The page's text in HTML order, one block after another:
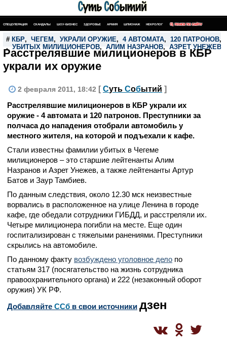
СПЕЦОПЕРАЦИЯ СКАНДАЛЫ ШОУ-БИЗНЕС ЗДОРОВЬЕ АРМИЯ ШПИОНАЖ НЕКРОЛОГ ПОИСК ПО САЙТУ
# КБР, ЧЕГЕМ , УКРАЛИ ОРУЖИЕ, 4 АВТОМАТА, 120 ПАТРОНОВ,
, УБИТЫХ МИЛИЦИОНЕРОВ, АЛИМ НАЗРАНОВ, АЗРЕТ УНЕЖЕВ
Расстрелявшие милиционеров в КБР
украли их оружие
2 февраля 2011, 18:42 [ Суть Событий ]
Расстрелявшие милиционеров в КБР украли их
оружие - 4 автомата и 120 патронов. Преступники за
полчаса до нападения отобрали автомобиль у
местного жителя, на которой и подъехали к кафе.
Стали известны фамилии убитых в Чегеме
милиционеров – это старшие лейтенанты Алим
Назранов и Азрет Унежев, а также лейтенанты Артур
Батов и Заур Тамбиев.
По данным следствия, около 12.30 мск неизвестные
ворвались в расположенное на улице Ленина в городе
кафе, где обедали сотрудники ГИБДД, и расстреляли их.
Четыре милиционера погибли на месте. Еще один
госпитализирован с тяжелыми ранениями. Преступники
скрылись на автомобиле.
По данному факту возбуждено уголовное дело по
статьям 317 (посягательство на жизнь сотрудника
правоохранительного органа) и 222 (незаконный оборот
оружия) УК РФ.
Добавляйте CСб в свои источники дзен